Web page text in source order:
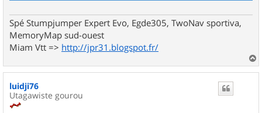
Spé Stumpjumper Expert Evo, Egde305, TwoNav sportiva,
MemoryMap sud-ouest
Miam Vtt => http://jpr31.blogspot.fr/
a
luidji76
Utagawiste gourou